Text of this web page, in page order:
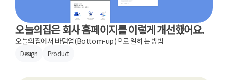
오늘의집은 회사 홈페이지를 이렇게 개선했어요.
오늘의집에서 바텀업(Bottom-up)으로 일하는 방법
Design Product